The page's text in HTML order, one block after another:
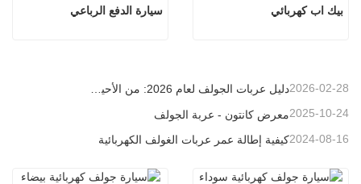
سيارة الدفع الرباعي بيك اب كهربائي
دليل عربات الجولف لعام 2026: من الأحياء السكنية إلى المنتجعات - كيف تختار المركبة متعددة الأغراض المناسبة؟ 2026-02-28
معرض كانتون - عربة الجولف2025-10-24
كيفية إطالة عمر عربات الغولف الكهربائية2024-08-16